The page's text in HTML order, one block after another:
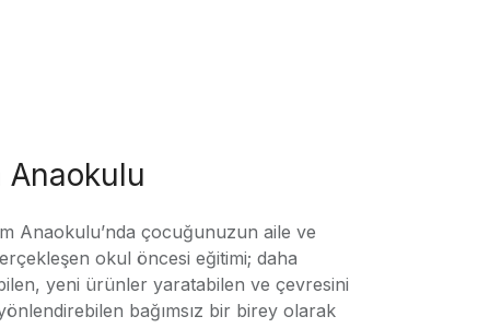
Anaokulu
Anaokulu’nda çocuğunuzun aile ve
okul öncesi eğitimi; daha
yeni ürünler yaratabilen ve çevresini
bağımsız bir birey olarak